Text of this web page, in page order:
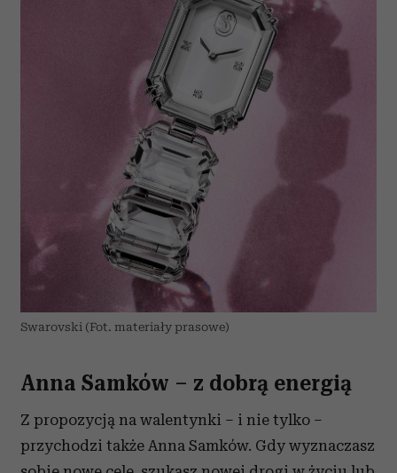
Swarovski (Fot. materiały prasowe)
Anna Samków – z dobrą energią
Z propozycją na walentynki – i nie tylko –
przychodzi także Anna Samków. Gdy wyznaczasz